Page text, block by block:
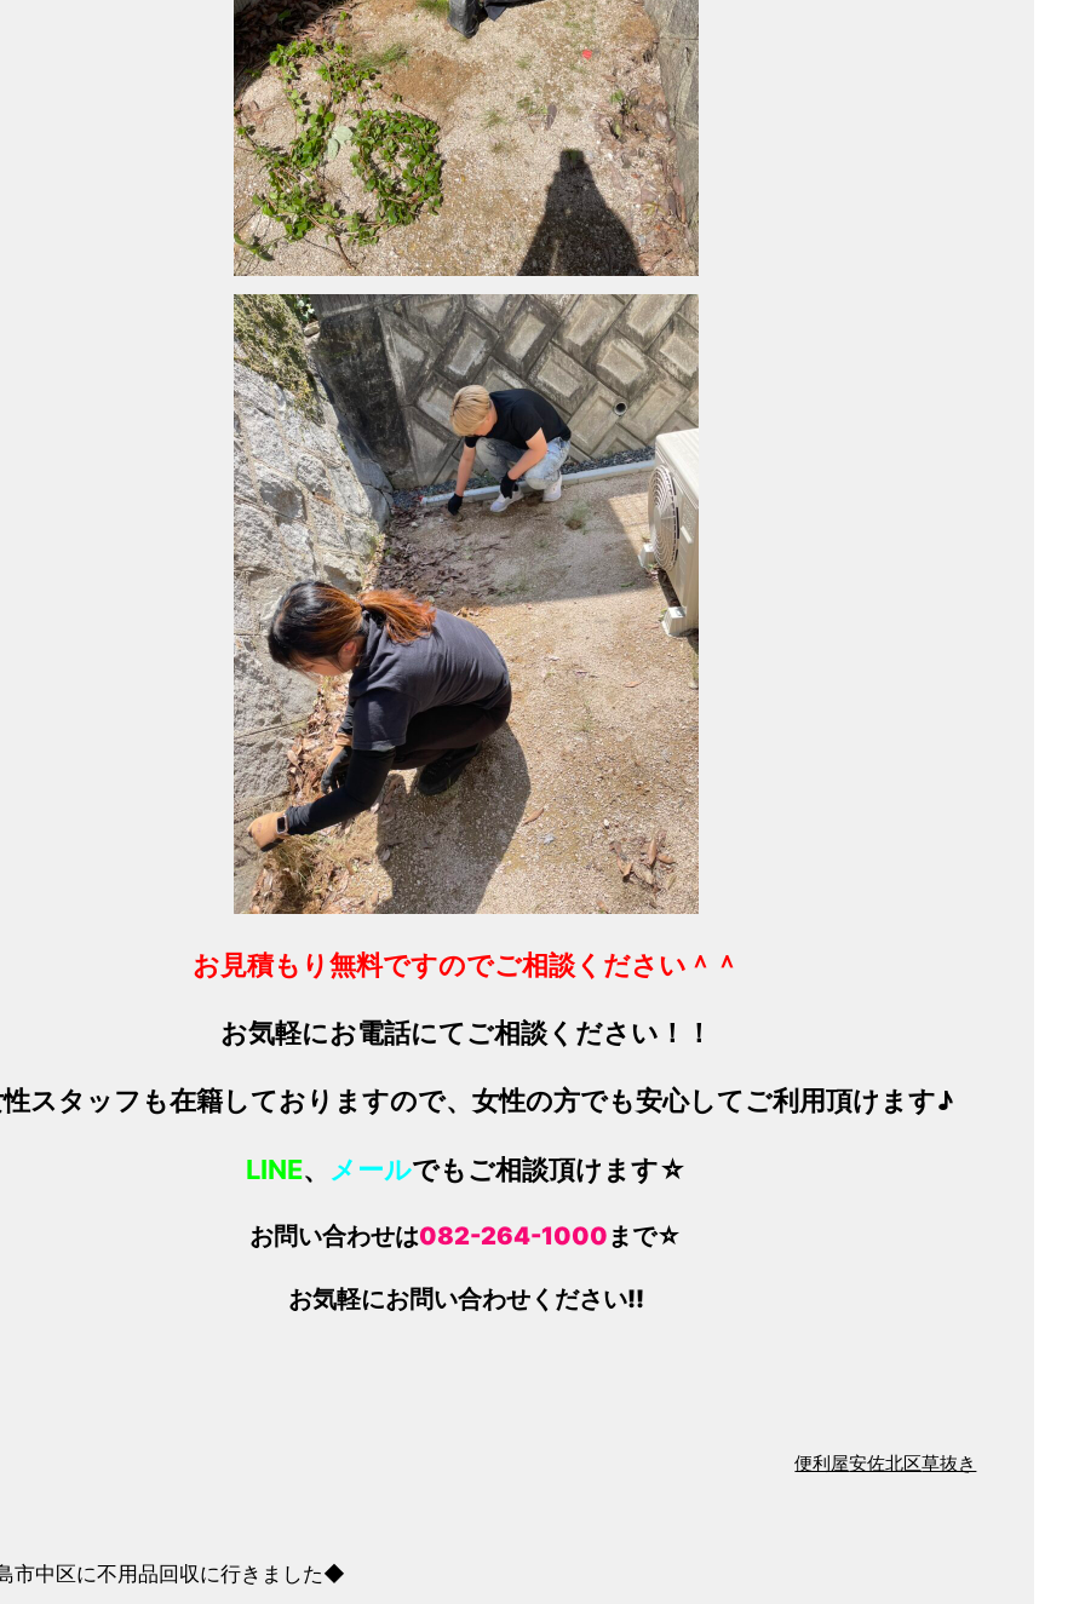
お見積もり無料ですのでご相談ください＾＾
お気軽にお電話にてご相談ください！！
スタッフ も在籍しておりますので、女性の方でも安心してご利用頂けます♪
LINE、 メールでもご相談頂けます☆
お問い合わせは082-264-1000まで☆
お気軽にお問い合わせください!!
便利屋安佐北区草抜き
市中区に不用品回収に行きました◆